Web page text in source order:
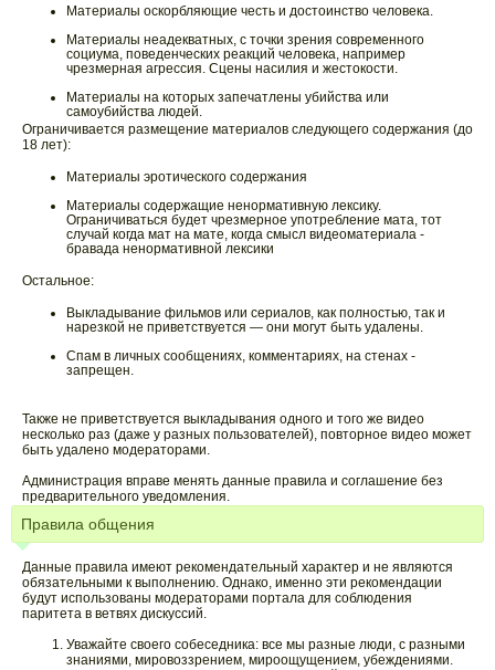
Материалы оскорбляющие честь и достоинство человека.
Материалы неадекватных, с точки зрения современного
социума, поведенческих реакций человека, например
чрезмерная агрессия. Сцены насилия и жестокости.
Материалы на которых запечатлены убийства или
самоубийства людей.
Ограничивается размещение материалов следующего содержания (до
18 лет):
Материалы эротического содержания
Материалы содержащие ненормативную лексику.
Ограничиваться будет чрезмерное употребление мата, тот
случай когда мат на мате, когда смысл видеоматериала -
бравада ненормативной лексики
Остальное:
Выкладывание фильмов или сериалов, как полностью, так и
нарезкой не приветствуется — они могут быть удалены.
Спам в личных сообщениях, комментариях, на стенах -
запрещен.
Также не приветствуется выкладывания одного и того же видео
несколько раз (даже у разных пользователей), повторное видео может
быть удалено модераторами.
Администрация вправе менять данные правила и соглашение без
предварительного уведомления.
Правила общения
Данные правила имеют рекомендательный характер и не являются
обязательными к выполнению. Однако, именно эти рекомендации
будут использованы модераторами портала для соблюдения
паритета в ветвях дискуссий.
Уважайте своего собеседника: все мы разные люди, с разными
знаниями, мировоззрением, мироощущением, убеждениями.